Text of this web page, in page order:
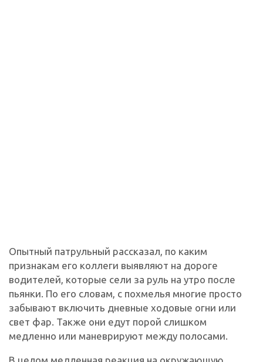
Опытный патрульный рассказал, по каким
признакам его коллеги выявляют на дороге
водителей, которые сели за руль на утро после
пьянки. По его словам, с похмелья многие просто
забывают включить дневные ходовые огни или
свет фар. Также они едут порой слишком
медленно или маневрируют между полосами.